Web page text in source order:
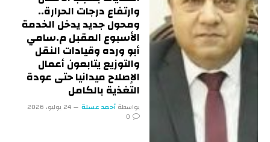
وارتفاع درجات الحرارة..
ومحول جديد يدخل الخدمة
الأسبوع المقبل م.سامي
أبو ورده وقيادات النقل
والتوزيع يتابعون أعمال
الإصلاح ميدانيا حتى عودة
التغذية بالكامل
بواسطة أحمد عسلة
24 يوليو، 2026
0